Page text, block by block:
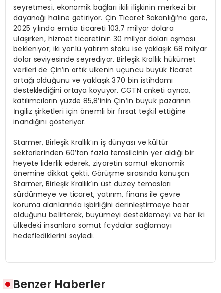
seyretmesi, ekonomik bağları ikili ilişkinin merkezi bir
dayanağı haline getiriyor. Çin Ticaret Bakanlığı’na göre,
2025 yılında emtia ticareti 103,7 milyar dolara
ulaşırken, hizmet ticaretinin 30 milyar doları aşması
bekleniyor; iki yönlü yatırım stoku ise yaklaşık 68 milyar
dolar seviyesinde seyrediyor. Birleşik Krallık hükümet
verileri de Çin’in artık ülkenin üçüncü büyük ticaret
ortağı olduğunu ve yaklaşık 370 bin istihdamı
desteklediğini ortaya koyuyor. CGTN anketi ayrıca,
katılımcıların yüzde 85,8’inin Çin’in büyük pazarının
İngiliz şirketleri için önemli bir fırsat teşkil ettiğine
inandığını gösteriyor.
Starmer, Birleşik Krallık’ın iş dünyası ve kültür
sektörlerinden 60’tan fazla temsilcinin yer aldığı bir
heyete liderlik ederek, ziyaretin somut ekonomik
önemine dikkat çekti. Görüşme sırasında konuşan
Starmer, Birleşik Krallık’ın üst düzey temasları
sürdürmeye ve ticaret, yatırım, finans ile çevre
koruma alanlarında işbirliğini derinleştirmeye hazır
olduğunu belirterek, büyümeyi desteklemeyi ve her iki
ülkedeki insanlara somut faydalar sağlamayı
hedeflediklerini söyledi.
Benzer Haberler